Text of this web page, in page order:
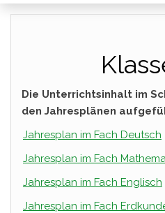
Die Unterrichtsinhalt im
den Jahresplänen
Jahresplan im Fach Deutsch
Jahresplan im Fach
Jahresplan im Fach Englisch
Jahresplan im Fach